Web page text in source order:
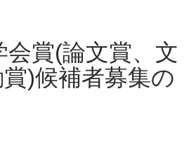
会賞(論文賞、文
)候補者募集の